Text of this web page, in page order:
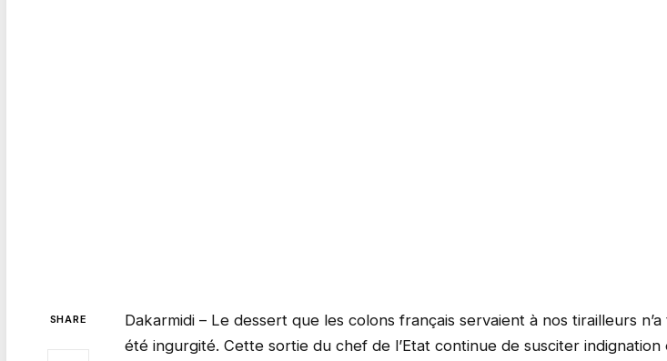
SHARE
Dakarmidi – Le dessert que les colons français servaient à nos tirailleurs
été ingurgité. Cette sortie du chef de l’Etat continue de susciter indignation